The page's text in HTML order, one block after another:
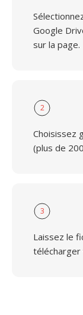
Google
sur la page.
2
Choisissez
(plus de
3
Laissez le